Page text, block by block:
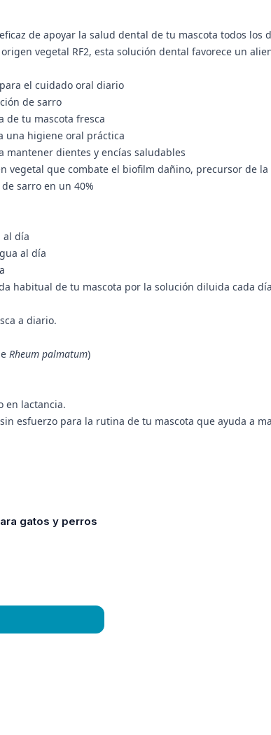
de apoyar la salud dental de tu mascota todos
vegetal RF2, esta solución dental favorece un
el cuidado oral diario
de sarro
de tu mascota fresca
una higiene oral práctica
mantener dientes y encías saludables
vegetal que combate el biofilm dañino, precursor de
sarro en un 40%
al día
al día
habitual de tu mascota por la solución diluida cada
a diario.
Rheum palmatum)
en lactancia.
esfuerzo para la rutina de tu mascota que ayuda a
gatos y perros